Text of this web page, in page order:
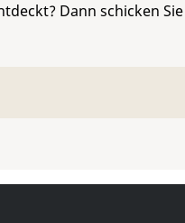
Dann schicken